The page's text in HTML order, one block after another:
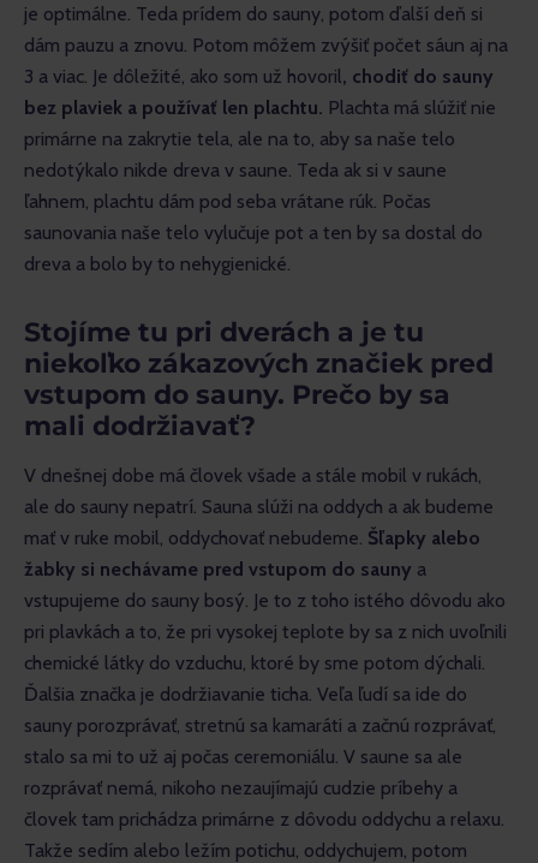
je optimálne. Teda prídem do sauny, potom ďalší deň si
dám pauzu a znovu. Potom môžem zvýšiť počet sáun aj na
3 a viac. Je dôležité, ako som už hovoril, chodiť do sauny
bez plaviek a používať len plachtu. Plachta má slúžiť nie
primárne na zakrytie tela, ale na to, aby sa naše telo
nedotýkalo nikde dreva v saune. Teda ak si v saune
ľahnem, plachtu dám pod seba vrátane rúk. Počas
saunovania naše telo vylučuje pot a ten by sa dostal do
dreva a bolo by to nehygienické.
Stojíme tu pri dverách a je tu
niekoľko zákazových značiek pred
vstupom do sauny. Prečo by sa
mali dodržiavať?
V dnešnej dobe má človek všade a stále mobil v rukách,
ale do sauny nepatrí. Sauna slúži na oddych a ak budeme
mať v ruke mobil, oddychovať nebudeme. Šľapky alebo
žabky si nechávame pred vstupom do sauny a
vstupujeme do sauny bosý. Je to z toho istého dôvodu ako
pri plavkách a to, že pri vysokej teplote by sa z nich uvoľnili
chemické látky do vzduchu, ktoré by sme potom dýchali.
Ďalšia značka je dodržiavanie ticha. Veľa ľudí sa ide do
sauny porozprávať, stretnú sa kamaráti a začnú rozprávať,
stalo sa mi to už aj počas ceremoniálu. V saune sa ale
rozprávať nemá, nikoho nezaujímajú cudzie príbehy a
človek tam prichádza primárne z dôvodu oddychu a relaxu.
Takže sedím alebo ležím potichu, oddychujem, potom